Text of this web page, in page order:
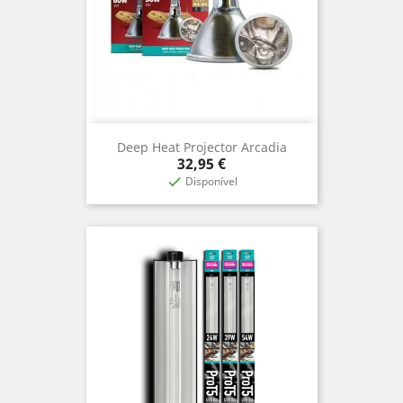
Deep Heat Projector Arcadia
Preço
32,95 €
 Disponível